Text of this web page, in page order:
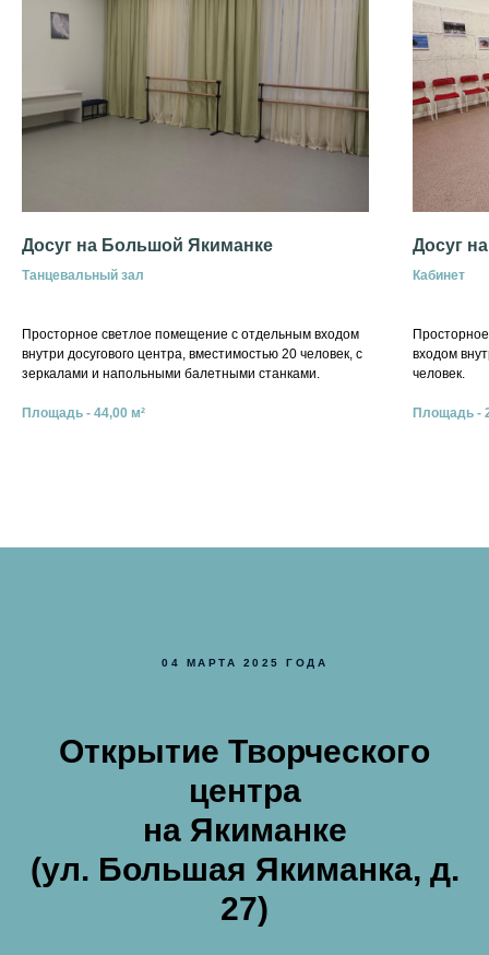
Досуг на Большой Якиманке
Танцевальный зал
Просторное светлое помещение с отдельным входом
внутри досугового центра, вместимостью 20 человек, с
зеркалами и напольными балетными станками.
Площадь - 44,00 м²
Досуг
Кабинет
входом
человек.
Площадь -
04 МАРТА 2025 ГОДА
Открытие Творческого
центра
на Якиманке
(ул. Большая Якиманка, д.
27)